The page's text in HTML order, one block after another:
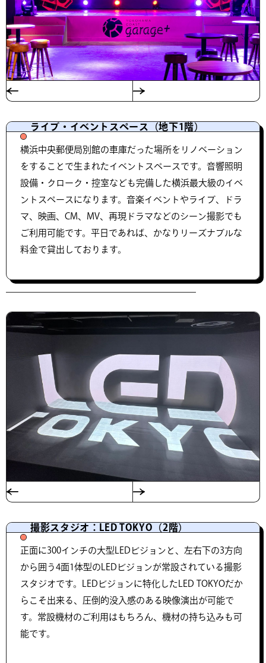
ライブ・イベントスペース（地下1階）
横浜中央郵便局別館の車庫だった場所をリノベーション
をすることで生まれたイベントスペースです。音響照明
設備・クローク・控室なども完備した横浜最大級のイベ
ントスペースになります。音楽イベントやライブ、ドラ
マ、映画、CM、MV、再現ドラマなどのシーン撮影でも
ご利用可能です。平日であれば、かなりリーズナブルな
料金で貸出しております。
撮影スタジオ：LED TOKYO（2階）
正面に300インチの大型LEDビジョンと、左右下の3方向
から囲う4面1体型のLEDビジョンが常設されている撮影
スタジオです。LEDビジョンに特化したLED TOKYOだか
らこそ出来る、圧倒的没入感のある映像演出が可能で
す。常設機材のご利用はもちろん、機材の持ち込みも可
能です。